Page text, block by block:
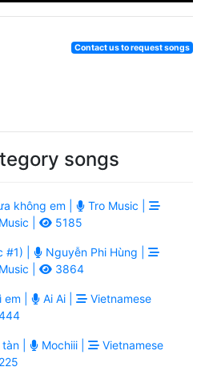
Contact us to request songs
songs
không em |
Tro Music |
|
5185
#1) |
Nguyễn Phi Hùng |
|
3864
em | Ai Ai |
Vietnamese
| Mochiii |
Vietnamese